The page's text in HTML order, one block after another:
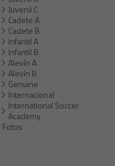
Juvenil C
Cadete A
Cadete B
Infantil A
Infantil B
Alevín A
Alevín B
Genuine
Internacional
International Soccer
Academy
Fotos